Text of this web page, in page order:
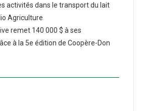
activités dans le transport du lait
Agriculture
remet 140 000 $ à ses
à la 5e édition de Coopère-Don